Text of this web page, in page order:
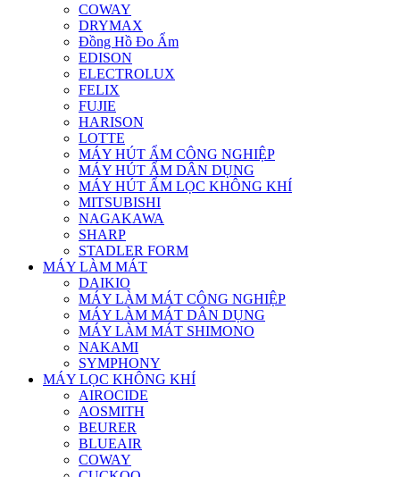
COWAY
DRYMAX
Đồng Hồ Đo Ẩm
EDISON
ELECTROLUX
FELIX
FUJIE
HARISON
LOTTE
MÁY HÚT ẨM CÔNG NGHIỆP
MÁY HÚT ẨM DÂN DỤNG
MÁY HÚT ẨM LỌC KHÔNG KHÍ
MITSUBISHI
NAGAKAWA
SHARP
STADLER FORM
MÁY LÀM MÁT
DAIKIO
MÁY LÀM MÁT CÔNG NGHIỆP
MÁY LÀM MÁT DÂN DỤNG
MÁY LÀM MÁT SHIMONO
NAKAMI
SYMPHONY
MÁY LỌC KHÔNG KHÍ
AIROCIDE
AOSMITH
BEURER
BLUEAIR
COWAY